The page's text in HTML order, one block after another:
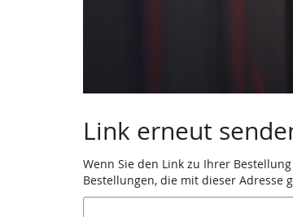
Link erneut
Wenn Sie den Link zu Ihrer
Bestellungen, die mit dieser Adresse
E-